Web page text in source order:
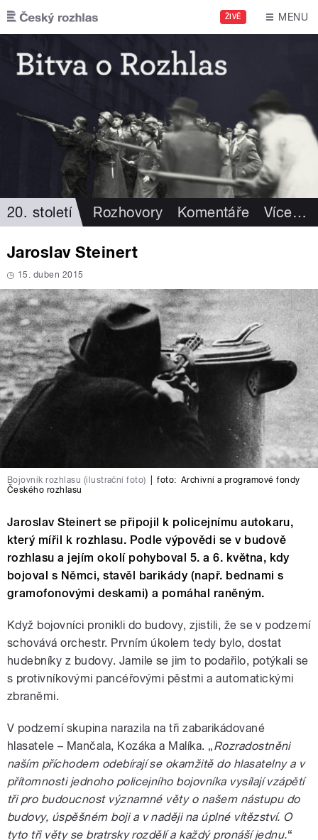
Přejít k hlavnímu obsahu
ŽIVĚ MENU
20. století Rozhovory Komentáře Více…
Jaroslav Steinert
15. duben 2015
Bojovník rozhlasu (ilustrační foto) foto: Archivní a programové fondy
Českého rozhlasu
Jaroslav Steinert se připojil k policejnímu autokaru,
který mířil k rozhlasu. Podle výpovědi se v budově
rozhlasu a jejím okolí pohyboval 5. a 6. května, kdy
bojoval s Němci, stavěl barikády (např. bednami s
gramofonovými deskami) a pomáhal raněným.
Když bojovníci pronikli do budovy, zjistili, že se v podzemí
schovává orchestr. Prvním úkolem tedy bylo, dostat
hudebníky z budovy. Jamile se jim to podařilo, potýkali se
s protivníkovými pancéřovými pěstmi a automatickými
zbraněmi.
V podzemí skupina narazila na tři zabarikádované
hlasatele – Mančala, Kozáka a Malíka. „Rozradostněni
naším příchodem odebírají se okamžitě do hlasatelny a v
přítomnosti jednoho policejního bojovníka vysílají vzápětí
tři pro budoucnost významné věty o našem nástupu do
budovy, úspěšném boji a v naději na úplné vítězství. O
tyto tři věty se bratrsky rozdělí a každý pronáší jednu.“